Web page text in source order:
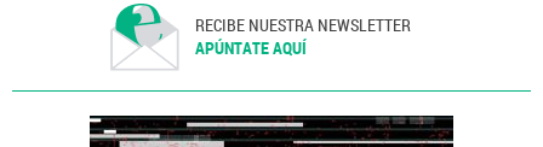
RECIBE NUESTRA NEWSLETTER
APÚNTATE AQUÍ